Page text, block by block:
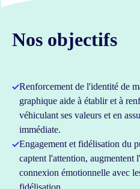
Nos objectifs
Renforcement de l'identité de
graphique aide à établir et à
véhiculant ses valeurs et en
immédiate.
Engagement et fidélisation du
captent l'attention, augmentent
connexion émotionnelle avec